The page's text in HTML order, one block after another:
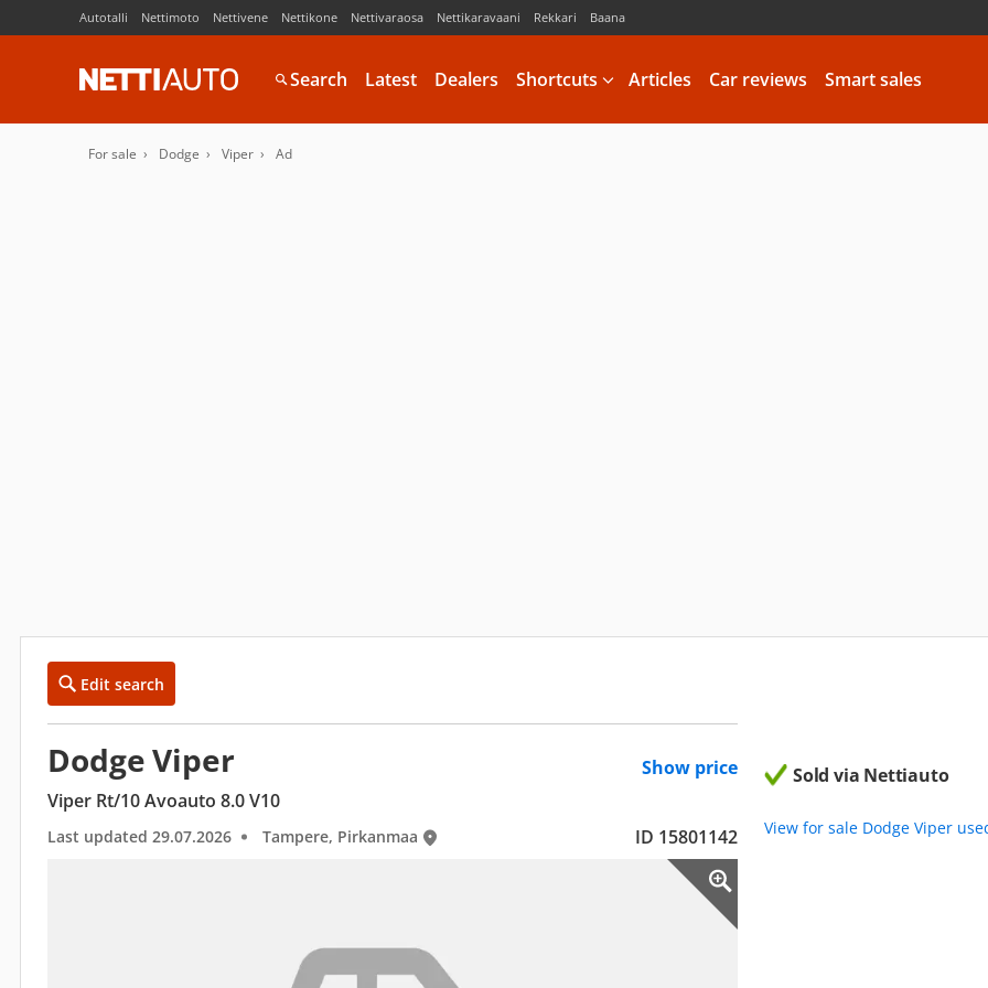
Autotalli Nettimoto Nettivene Nettikone Nettivaraosa Nettikaravaani Rekkari Baana
Search Latest Dealers Shortcuts Articles Car reviews Smart sales
For sale Dodge Viper Ad
Edit search
Dodge Viper
Show price
Viper Rt/10 Avoauto 8.0 V10
Last updated 29.07.2026 Tampere, Pirkanmaa ID 15801142
Sold via Nettiauto
View for sale Dodge Viper